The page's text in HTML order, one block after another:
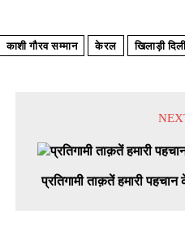
काशी गौरव सम्मान केरल खिलाड़ी
प्रतिगामी ताक़तें हमारी